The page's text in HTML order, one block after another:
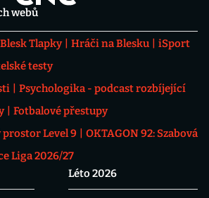
webů
Blesk Tlapky Hráči na Blesku
iSport
testy
Psychologika - podcast rozbíjející
Fotbalové přestupy
prostor Level 9
OKTAGON 92: Szabová
Liga 2026/27
Léto 2026